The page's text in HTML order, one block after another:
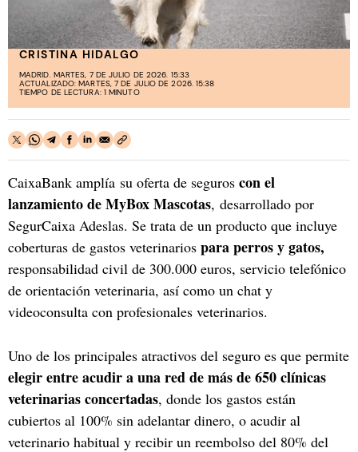
CRISTINA HIDALGO
MADRID. MARTES, 7 DE JULIO DE 2026. 15:33
ACTUALIZADO: MARTES, 7 DE JULIO DE 2026. 15:38
TIEMPO DE LECTURA: 1 MINUTO
CaixaBank amplía su oferta de seguros con el
lanzamiento de MyBox Mascotas, desarrollado por
SegurCaixa Adeslas. Se trata de un producto que incluye
coberturas de gastos veterinarios para perros y gatos,
responsabilidad civil de 300.000 euros, servicio telefónico
de orientación veterinaria, así como un chat y
videoconsulta con profesionales veterinarios.
Uno de los principales atractivos del seguro es que permite
elegir entre acudir a una red de más de 650 clínicas
veterinarias concertadas, donde los gastos están
cubiertos al 100% sin adelantar dinero, o acudir al
veterinario habitual y recibir un reembolso del 80% del